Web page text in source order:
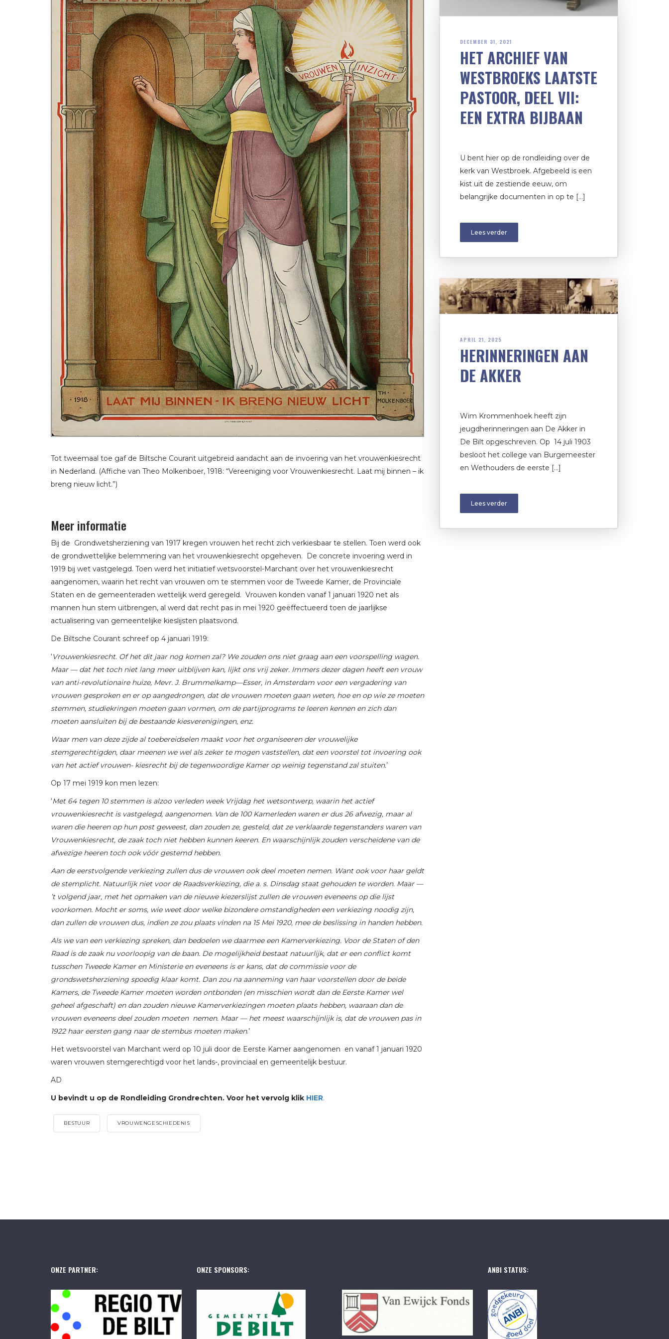
Tot tweemaal toe gaf de Biltsche Courant uitgebreid aandacht aan de invoering van het vrouwenkiesrecht
in Nederland. (Affiche van Theo Molkenboer, 1918: “Vereeniging voor Vrouwenkiesrecht. Laat mij binnen – ik
breng nieuw licht.”)
Meer informatie
Bij de Grondwetsherziening van 1917 kregen vrouwen het recht zich verkiesbaar te stellen. Toen werd ook
de grondwettelijke belemmering van het vrouwenkiesrecht opgeheven. De concrete invoering werd in
1919 bij wet vastgelegd. Toen werd het initiatief wetsvoorstel-Marchant over het vrouwenkiesrecht
aangenomen, waarin het recht van vrouwen om te stemmen voor de Tweede Kamer, de Provinciale
Staten en de gemeenteraden wettelijk werd geregeld. Vrouwen konden vanaf 1 januari 1920 net als
mannen hun stem uitbrengen, al werd dat recht pas in mei 1920 geëffectueerd toen de jaarlijkse
actualisering van gemeentelijke kieslijsten plaatsvond.
De Biltsche Courant schreef op 4 januari 1919:
‘Vrouwenkiesrecht. Of het dit jaar nog komen zal? We zouden ons niet graag aan een voorspelling wagen.
Maar — dat het toch niet lang meer uitblijven kan, lijkt ons vrij zeker. Immers dezer dagen heeft een vrouw
van anti-revolutionaire huize, Mevr. J. Brummelkamp—Esser, in Amsterdam voor een vergadering van
vrouwen gesproken en er op aangedrongen, dat de vrouwen moeten gaan weten, hoe en op wie ze moeten
stemmen, studiekringen moeten gaan vormen, om de partijprograms te leeren kennen en zich dan
moeten aansluiten bij de bestaande kiesverenigingen, enz.
Waar men van deze zijde al toebereidselen maakt voor het organiseeren der vrouwelijke
stemgerechtigden, daar meenen we wel als zeker te mogen vaststellen, dat een voorstel tot invoering ook
van het actief vrouwen- kiesrecht bij de tegenwoordige Kamer op weinig tegenstand zal stuiten.’
Op 17 mei 1919 kon men lezen:
‘Met 64 tegen 10 stemmen is alzoo verleden week Vrijdag het wetsontwerp, waarin het actief
vrouwenkiesrecht is vastgelegd, aangenomen. Van de 100 Kamerleden waren er dus 26 afwezig, maar al
waren die heeren op hun post geweest, dan zouden ze, gesteld, dat ze verklaarde tegenstanders waren van
Vrouwenkiesrecht, de zaak toch niet hebben kunnen keeren. En waarschijnlijk zouden verscheidene van de
afwezige heeren toch ook vóór gestemd hebben.
Aan de eerstvolgende verkiezing zullen dus de vrouwen ook deel moeten nemen. Want ook voor haar geldt
de stemplicht. Natuurlijk niet voor de Raadsverkiezing, die a. s. Dinsdag staat gehouden te worden. Maar —
’t volgend jaar, met het opmaken van de nieuwe kiezerslijst zullen de vrouwen eveneens op die lijst
voorkomen. Mocht er soms, wie weet door welke bizondere omstandigheden een verkiezing noodig zijn,
dan zullen de vrouwen dus, indien ze zou plaats vinden na 15 Mei 1920, mee de beslissing in handen hebben.
Als we van een verkiezing spreken, dan bedoelen we daarmee een Kamerverkiezing. Voor de Staten of den
Raad is de zaak nu voorloopig van de baan. De mogelijkheid bestaat natuurlijk, dat er een conflict komt
tusschen Tweede Kamer en Ministerie en eveneens is er kans, dat de commissie voor de
grondswetsherziening spoedig klaar komt. Dan zou na aanneming van haar voorstellen door de beide
Kamers, de Tweede Kamer moeten worden ontbonden (en misschien wordt dan de Eerste Kamer wel
geheel afgeschaft) en dan zouden nieuwe Kamerverkiezingen moeten plaats hebben, waaraan dan de
vrouwen eveneens deel zouden moeten nemen. Maar — het meest waarschijnlijk is, dat de vrouwen pas in
1922 haar eersten gang naar de stembus moeten maken.’
Het wetsvoorstel van Marchant werd op 10 juli door de Eerste Kamer aangenomen en vanaf 1 januari 1920
waren vrouwen stemgerechtigd voor het lands-, provinciaal en gemeentelijk bestuur.
AD
U bevindt u op de Rondleiding Grondrechten. Voor het vervolg klik HIER.
BESTUUR VROUWENGESCHIEDENIS
DECEMBER 31, 2021
HET ARCHIEF VAN
WESTBROEKS LAATSTE
PASTOOR, DEEL VII:
EEN EXTRA BIJBAAN
U bent hier op de rondleiding over de
kerk van Westbroek. Afgebeeld is een
kist uit de zestiende eeuw, om
belangrijke documenten in op te […]
Lees verder
APRIL 21, 2025
HERINNERINGEN AAN
DE AKKER
Wim Krommenhoek heeft zijn
jeugdherinneringen aan De Akker in
De Bilt opgeschreven. Op 14 juli 1903
besloot het college van Burgemeester
en Wethouders de eerste […]
Lees verder
ONZE PARTNER: ONZE SPONSORS: ANBI STATUS: